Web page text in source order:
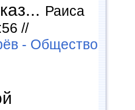
Раиса
//
- Общество